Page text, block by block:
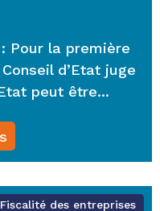
: Pour la première
d’Etat juge
peut être...
Fiscalité des entreprises